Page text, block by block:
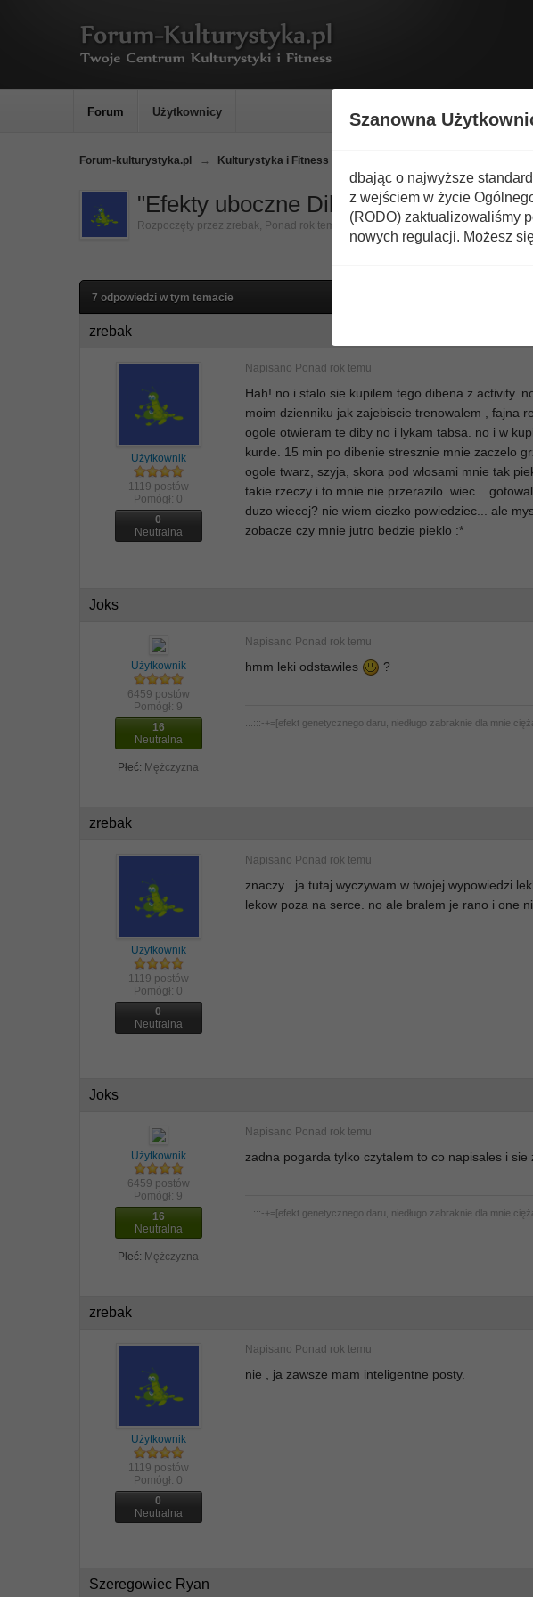
Forum Użytkownicy
Forum-kulturystyka.pl → Kulturystyka i Fitness
"Efekty uboczne Dibencozide
Rozpoczęty przez zrebak, Ponad rok temu
7 odpowiedzi w tym temacie
zrebak
Użytkownik
1119 postów
Pomógł: 0
0
Neutralna
Napisano Ponad rok temu
Hah! no i stalo sie kupilem tego dibena z activity.
moim dzienniku jak zajebiscie trenowalem , fajna
ogole otwieram te diby no i lykam tabsa. no i w
kurde. 15 min po dibenie stresznie mnie zaczelo
ogole twarz, szyja, skora pod wlosami mnie tak
takie rzeczy i to mnie nie przerazilo. wiec...
duzo wiecej? nie wiem ciezko powiedziec... ale
zobacze czy mnie jutro bedzie pieklo :*
Joks
Użytkownik
6459 postów
Pomógł: 9
16
Neutralna
Płeć: Mężczyzna
Napisano Ponad rok temu
hmm leki odstawiles ?
...:::-+=[efekt genetycznego daru, niedługo zabraknie dla mnie
zrebak
Użytkownik
1119 postów
Pomógł: 0
0
Neutralna
Napisano Ponad rok temu
znaczy . ja tutaj wyczywam w twojej wypowiedzi
lekow poza na serce. no ale bralem je rano i one
Joks
Użytkownik
6459 postów
Pomógł: 9
16
Neutralna
Płeć: Mężczyzna
Napisano Ponad rok temu
zadna pogarda tylko czytalem to co napisales i
...:::-+=[efekt genetycznego daru, niedługo zabraknie dla mnie
zrebak
Użytkownik
1119 postów
Pomógł: 0
0
Neutralna
Napisano Ponad rok temu
nie , ja zawsze mam inteligentne posty.
Szeregowiec Ryan
Szanowna
dbając o najwyższe
z wejściem w życie
(RODO) zaktualizowaliśmy
nowych regulacji. Możesz